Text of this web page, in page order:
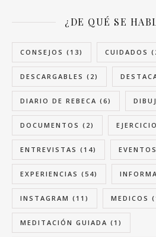
¿DE QUÉ SE
CONSEJOS (13) CUIDADOS
DESCARGABLES (2)
DIARIO DE REBECA (6)
DOCUMENTOS (2) EJERCICIO
ENTREVISTAS (14) EVENTOS
EXPERIENCIAS (54)
INSTAGRAM (11) MEDICOS
MEDITACIÓN GUIADA (1)